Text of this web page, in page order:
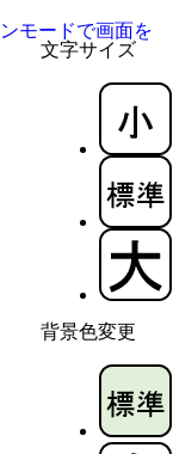
文字サイズ
背景色変更
モードで画面を